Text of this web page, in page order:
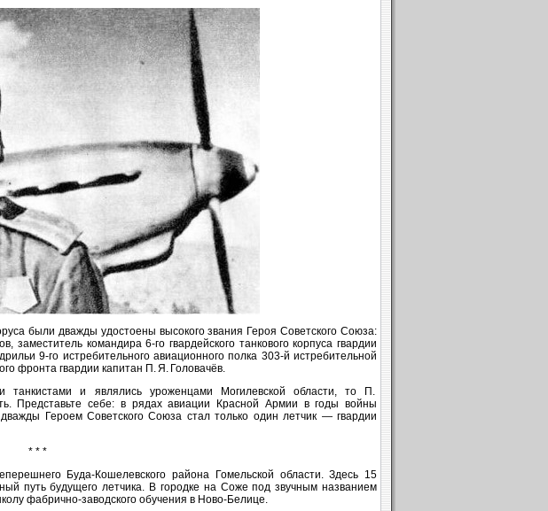
были дважды удостоены высокого звания Героя Советского Союза:
заместитель командира 6‑го гвардейского танкового корпуса гвардии
9‑го истребительного авиационного полка 303‑й истребительной
фронта гвардии капитан П. Я. Головачёв.
танкистами и являлись уроженцами Могилевской области, то П.
Представьте себе: в рядах авиации Красной Армии в годы войны
Героем Советского Союза стал только один летчик — гвардии
* * *
Буда-Кошелевского района Гомельской области. Здесь 15
путь будущего летчика. В городке на Соже под звучным названием
фабрично-заводского обучения в Ново‑Белице.